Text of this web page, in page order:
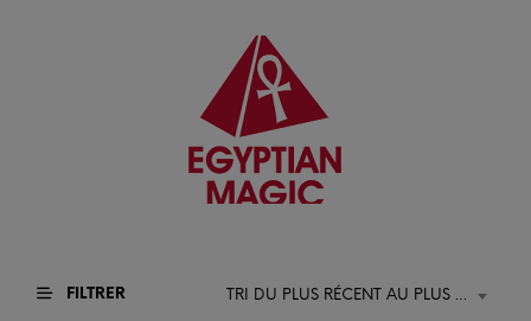
FILTRER TRI DU PLUS RÉCENT AU PLUS ANCIEN